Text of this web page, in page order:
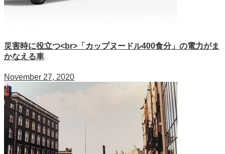
災害時に役立つ<br>「カップヌードル400食分」の電力がま
かなえる車
November 27, 2020